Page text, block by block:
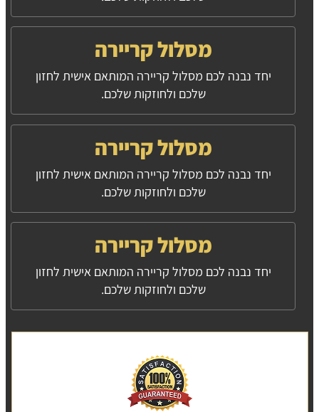
מסלול קריירה
יחד נבנה לכם מסלול קריירה המותאם אישית לחזון
שלכם ולחוזקות שלכם.
מסלול קריירה
יחד נבנה לכם מסלול קריירה המותאם אישית לחזון
שלכם ולחוזקות שלכם.
מסלול קריירה
יחד נבנה לכם מסלול קריירה המותאם אישית לחזון
שלכם ולחוזקות שלכם.